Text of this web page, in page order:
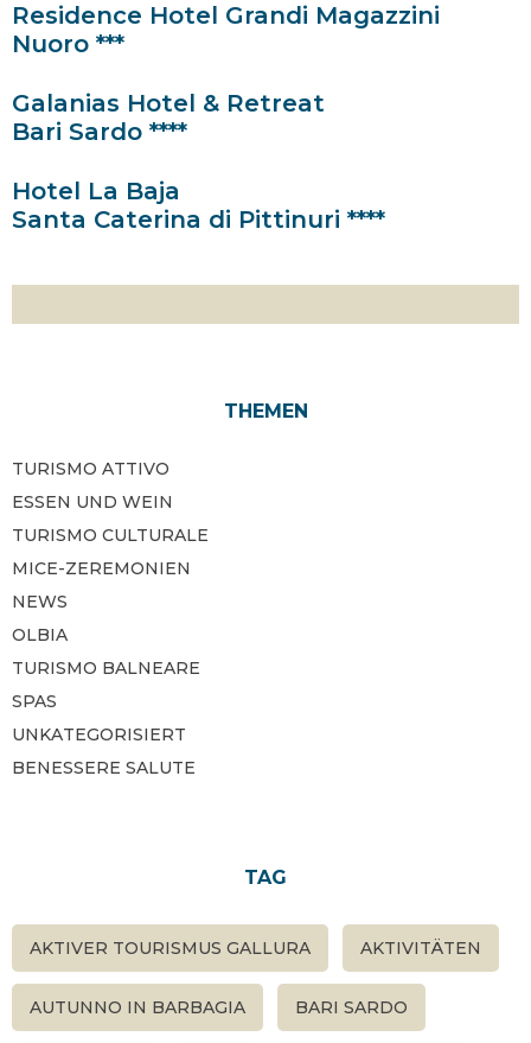
Residence Hotel Grandi Magazzini
Nuoro ***
Galanias Hotel & Retreat
Bari Sardo ****
Hotel La Baja
Santa Caterina di Pittinuri ****
THEMEN
TURISMO ATTIVO
ESSEN UND WEIN
TURISMO CULTURALE
MICE-ZEREMONIEN
NEWS
OLBIA
TURISMO BALNEARE
SPAS
UNKATEGORISIERT
BENESSERE SALUTE
TAG
AKTIVER TOURISMUS GALLURA AKTIVITÄTEN
AUTUNNO IN BARBAGIA BARI SARDO